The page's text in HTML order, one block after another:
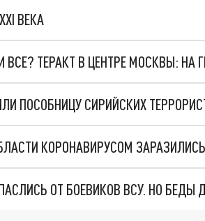
ВЕКА
ТЕРАКТ В ЦЕНТРЕ МОСКВЫ:
ПОСОБНИЦУ СИРИЙСКИХ
ОТ БОЕВИКОВ ВСУ. НО